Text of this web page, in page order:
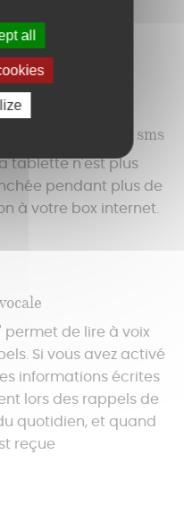
êtes prévenu par sms
tablette n'est plus
pendant plus de
à votre box internet.
permet de lire à voix
Si vous avez activé
informations écrites
lors des rappels de
quotidien, et quand
reçue
all